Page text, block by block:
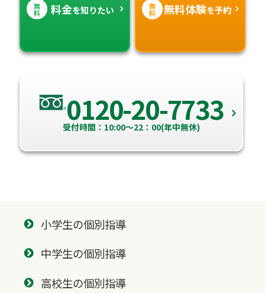
無
料 料金を知りたい 無
料 無料体験を予約
0120-20-7733
受付時間：10:00～22：00(年中無休)
小学生の個別指導
中学生の個別指導
高校生の個別指導